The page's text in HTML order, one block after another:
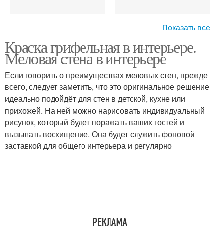
Поверхности под
грифельную краску
Маркерная краска
Показать все
Краска грифельная в интерьере.
Меловая стена в интерьере
Если говорить о преимуществах меловых стен, прежде
всего, следует заметить, что это оригинальное решение
идеально подойдёт для стен в детской, кухне или
прихожей. На ней можно нарисовать индивидуальный
рисунок, который будет поражать ваших гостей и
вызывать восхищение. Она будет служить фоновой
заставкой для общего интерьера и регулярно